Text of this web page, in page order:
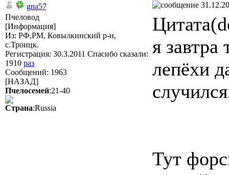
gna57
Пчеловод
[Информация]
Из: РФ,РМ, Ковылкинский р-н,
с.Троицк.
Регистрация: 30.3.2011 Спасибо сказали:
1910 раз
Сообщений: 1963
[НАЗАД]
Пчелосемей:21-40
Страна:Russia
я
лепёхи
Тут